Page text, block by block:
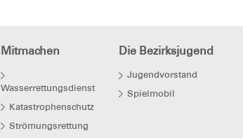
Mitmachen
Wasserrettungsdienst
Katastrophenschutz
Strömungsrettung
Die Bezirksjugend
Jugendvorstand
Spielmobil